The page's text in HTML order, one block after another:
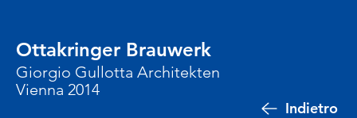
Indietro
Ottakringer Brauwerk
Giorgio Gullotta Architekten
Vienna 2014